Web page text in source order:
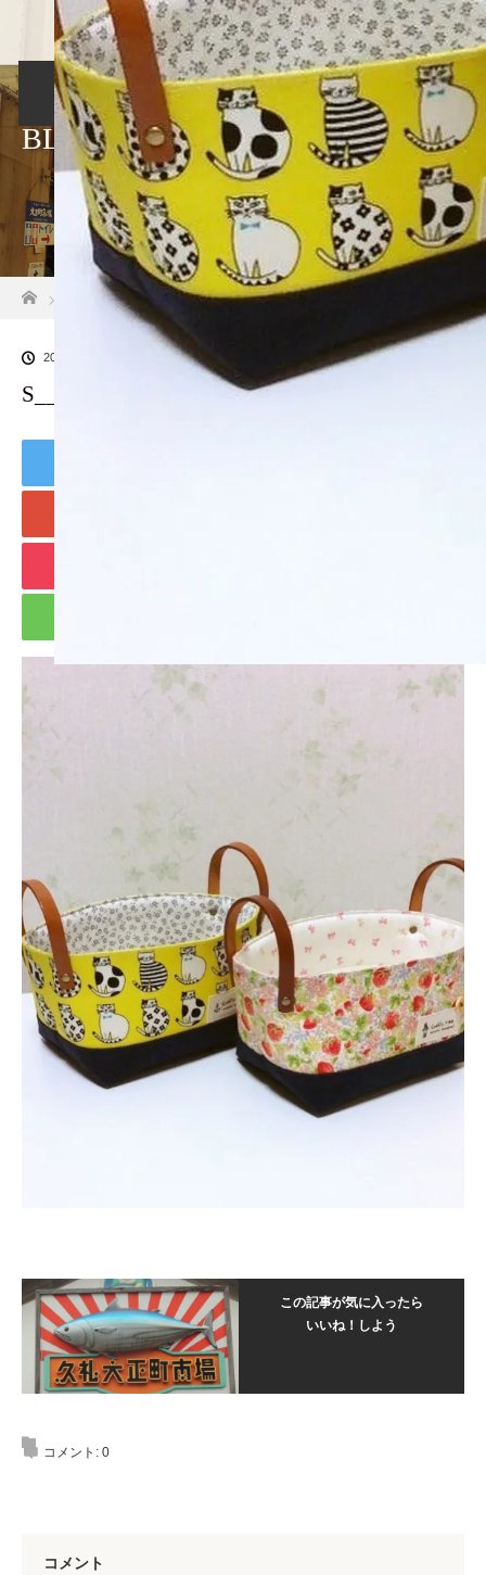
ホーム 店舗紹介 アクセス・駐車場
BLOG
ブログ一覧 S__12255248
2022.03.15
S__12255248
この記事が気に入ったら
いいね！しよう
コメント: 0
コメント